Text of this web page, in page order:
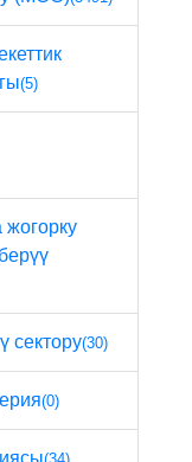
(5)
жогорку
сектору(30)
(0)